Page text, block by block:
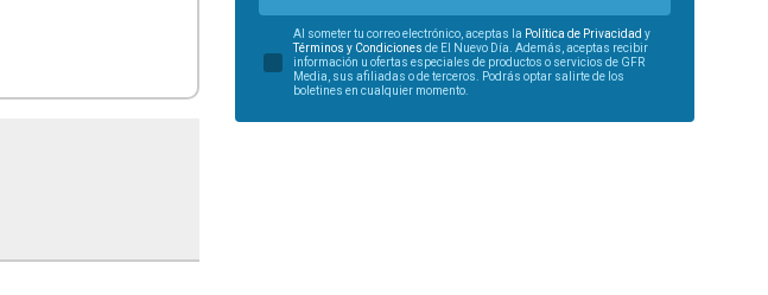
Al someter tu correo electrónico, aceptas la Política de Privacidad y
Términos y Condiciones de El Nuevo Día. Además, aceptas recibir
información u ofertas especiales de productos o servicios de GFR
Media, sus afiliadas o de terceros. Podrás optar salirte de los
boletines en cualquier momento.